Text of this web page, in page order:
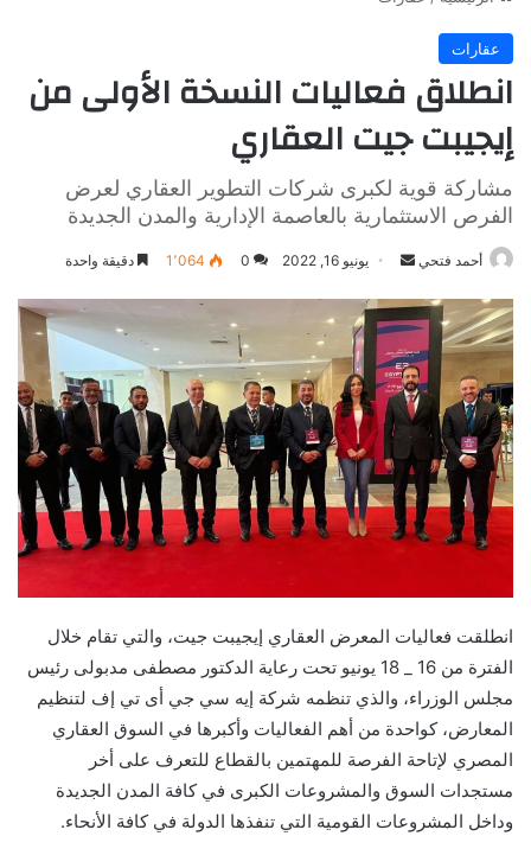
عقارات
انطلاق فعاليات النسخة الأولى من
إيجيبت جيت العقاري
مشاركة قوية لكبرى شركات التطوير العقاري لعرض
الفرص الاستثمارية بالعاصمة الإدارية والمدن الجديدة
أحمد فتحي
أرسل
إلكترونيا
يونيو 16, 2022 0 1٬064 دقيقة واحدة
انطلقت فعاليات المعرض العقاري إيجيبت جيت، والتي تقام خلال
الفترة من 16 _ 18 يونيو تحت رعاية الدكتور مصطفى مدبولى رئيس
مجلس الوزراء، والذي تنظمه شركة إيه سي جي أى تي إف لتنظيم
المعارض، كواحدة من أهم الفعاليات وأكبرها في السوق العقاري
المصري لإتاحة الفرصة للمهتمين بالقطاع للتعرف على أخر
مستجدات السوق والمشروعات الكبرى في كافة المدن الجديدة
وداخل المشروعات القومية التي تنفذها الدولة في كافة الأنحاء.